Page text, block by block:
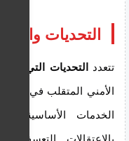
التحديات
تتعددالتحديات التي
الأمني المتقلب في
الخدمات الأساسية،
بالاعتقالات التعسفية